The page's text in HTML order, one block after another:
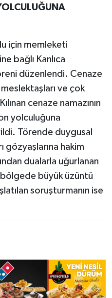
için memleketi
bağlı Kanlıca
düzenlendi. Cenaze
ve çok
cenaze namazının
yolculuğuna
Törende duygusal
gözyaşlarına hakim
dualarla uğurlanan
büyük üzüntü
soruşturmanın ise